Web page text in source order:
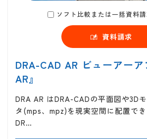
ソフト比較または一括資料
資料請求
DRA-CAD AR ビューアー
AR』
DRA AR はDRA-CADの平面図や3D
タ(mps、mpz)を現実空間に配置でき
DR…